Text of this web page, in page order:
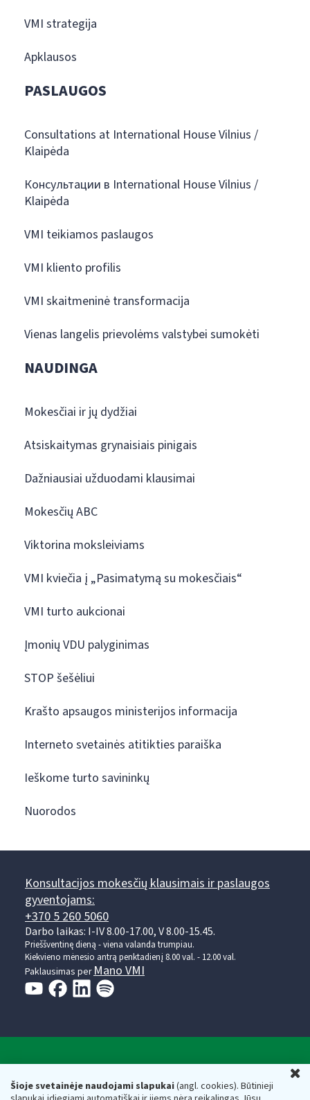
Šioje svetainėje naudojami slapukai(angl. cookies). Būtinieji
VMI strategija
Apklausos
PASLAUGOS
Consultations at International House Vilnius /
Klaipėda
Консультации в International House Vilnius /
Klaipėda
VMI teikiamos paslaugos
VMI kliento profilis
VMI skaitmeninė transformacija
Vienas langelis prievolėms valstybei sumokėti
NAUDINGA
Mokesčiai ir jų dydžiai
Atsiskaitymas grynaisiais pinigais
Dažniausiai užduodami klausimai
Mokesčių ABC
Viktorina moksleiviams
VMI kviečia į „Pasimatymą su mokesčiais“
VMI turto aukcionai
Įmonių VDU palyginimas
STOP šešėliui
Krašto apsaugos ministerijos informacija
Interneto svetainės atitikties paraiška
Ieškome turto savininkų
Nuorodos
Konsultacijos mokesčių klausimais ir paslaugos
gyventojams:
+370 5 260 5060
Darbo laikas: I-IV 8.00-17.00, V 8.00-15.45.
Prieššventinę dieną - viena valanda trumpiau.
Kiekvieno mėnesio antrą penktadienį 8.00 val. - 12.00 val.
Paklausimas per Mano VMI
Respublikos finansų ministerijos